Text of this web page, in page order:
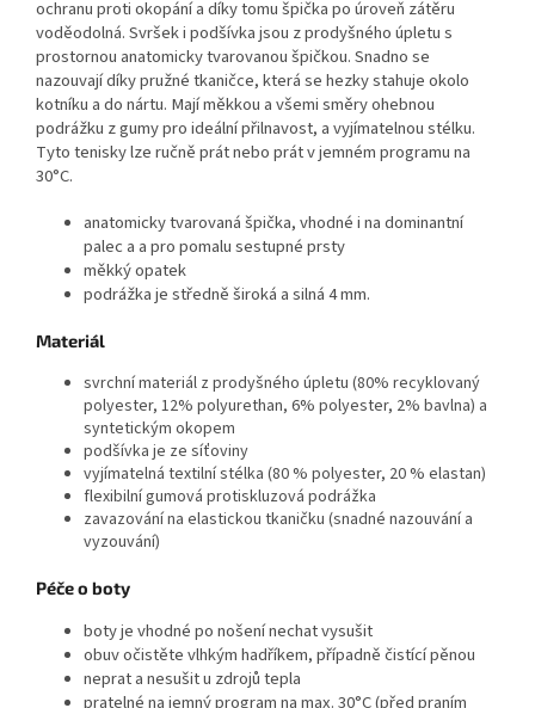
ochranu proti okopání a díky tomu špička po úroveň zátěru
voděodolná. Svršek i podšívka jsou z prodyšného úpletu s
prostornou anatomicky tvarovanou špičkou. Snadno se
nazouvají díky pružné tkaničce, která se hezky stahuje okolo
kotníku a do nártu. Mají měkkou a všemi směry ohebnou
podrážku z gumy pro ideální přilnavost, a vyjímatelnou stélku.
Tyto tenisky lze ručně prát nebo prát v jemném programu na
30°C.
anatomicky tvarovaná špička, vhodné i na dominantní
palec a a pro pomalu sestupné prsty
měkký opatek
podrážka je středně široká a silná 4 mm.
Materiál
svrchní materiál z prodyšného úpletu (80% recyklovaný
polyester, 12% polyurethan, 6% polyester, 2% bavlna) a
syntetickým okopem
podšívka je ze síťoviny
vyjímatelná textilnístélka (80 % polyester, 20 % elastan)
flexibilní gumová protiskluzová podrážka
zavazování na elastickou tkaničku (snadné nazouvání a
vyzouvání)
Péče o boty
boty je vhodné po nošení nechat vysušit
obuv očistěte vlhkým hadříkem, případně čistící pěnou
neprat a nesušit u zdrojů tepla
pratelné na jemný program na max. 30°C (před praním